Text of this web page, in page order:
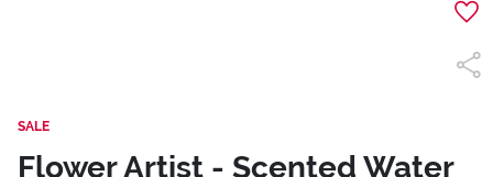
SALE
Flower Artist - Scented Water